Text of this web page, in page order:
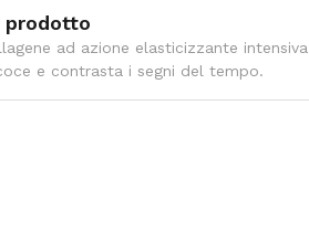
prodotto
ad azione elasticizzante
e contrasta i segni del tempo.